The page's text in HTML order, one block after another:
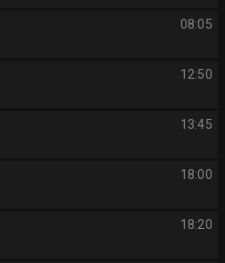
08:05
12:50
13:45
18:00
18:20